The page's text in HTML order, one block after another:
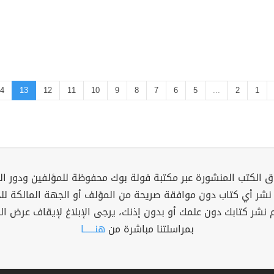
1
2
...
5
6
7
8
9
10
11
12
13
الكتب المنشورة عبر مكتبة فولة بوك محفوظة للمؤلفين ودور
نشر أي كتاب دون موافقة صريحة من المؤلف أو الجهة المالكة
نشر كتابك دون علمك أو بدون إذنك، يرجى الإبلاغ لإيقاف عرض
بمراسلتنا مباشرة من هنــــــا